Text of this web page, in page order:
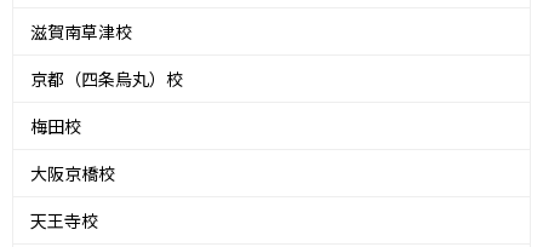
滋賀南草津校
京都（四条烏丸）校
梅田校
大阪京橋校
天王寺校